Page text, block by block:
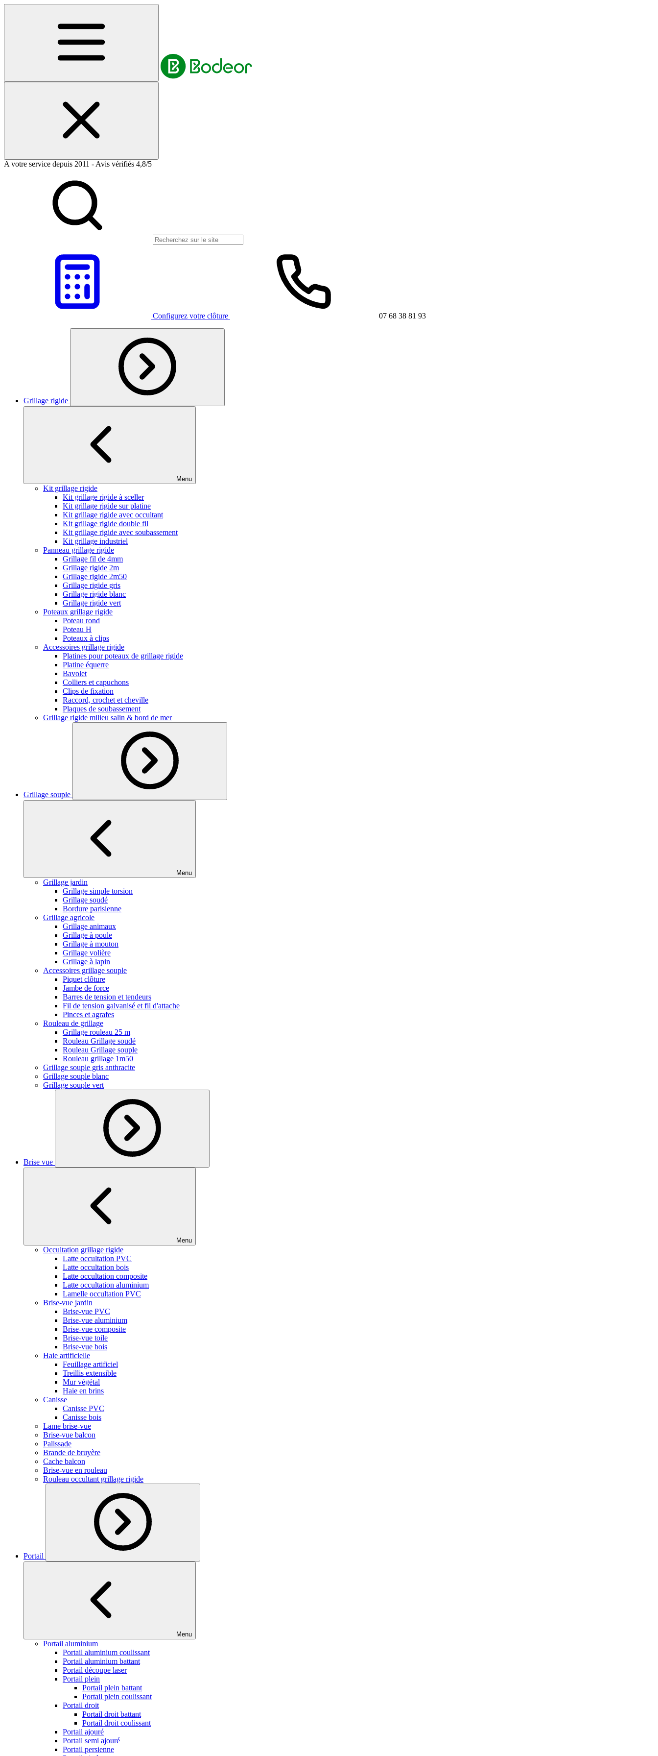
A votre service depuis 2011 - Avis vérifiés 4,8/5
Configurez votre clôture 07 68 38 81 93
Grillage rigide
Menu
Kit grillage rigide
Kit grillage rigide à sceller
Kit grillage rigide sur platine
Kit grillage rigide avec occultant
Kit grillage rigide double fil
Kit grillage rigide avec soubassement
Kit grillage industriel
Panneau grillage rigide
Grillage fil de 4mm
Grillage rigide 2m
Grillage rigide 2m50
Grillage rigide gris
Grillage rigide blanc
Grillage rigide vert
Poteaux grillage rigide
Poteau rond
Poteau H
Poteaux à clips
Accessoires grillage rigide
Platines pour poteaux de grillage rigide
Platine équerre
Bavolet
Colliers et capuchons
Clips de fixation
Raccord, crochet et cheville
Plaques de soubassement
Grillage rigide milieu salin & bord de mer
Grillage souple
Menu
Grillage jardin
Grillage simple torsion
Grillage soudé
Bordure parisienne
Grillage agricole
Grillage animaux
Grillage à poule
Grillage à mouton
Grillage volière
Grillage à lapin
Accessoires grillage souple
Piquet clôture
Jambe de force
Barres de tension et tendeurs
Fil de tension galvanisé et fil d'attache
Pinces et agrafes
Rouleau de grillage
Grillage rouleau 25 m
Rouleau Grillage soudé
Rouleau Grillage souple
Rouleau grillage 1m50
Grillage souple gris anthracite
Grillage souple blanc
Grillage souple vert
Brise vue
Menu
Occultation grillage rigide
Latte occultation PVC
Latte occultation bois
Latte occultation composite
Latte occultation aluminium
Lamelle occultation PVC
Brise-vue jardin
Brise-vue PVC
Brise-vue aluminium
Brise-vue composite
Brise-vue toile
Brise-vue bois
Haie artificielle
Feuillage artificiel
Treillis extensible
Mur végétal
Haie en brins
Canisse
Canisse PVC
Canisse bois
Lame brise-vue
Brise-vue balcon
Palissade
Brande de bruyère
Cache balcon
Brise-vue en rouleau
Rouleau occultant grillage rigide
Portail
Menu
Portail aluminium
Portail aluminium coulissant
Portail aluminium battant
Portail découpe laser
Portail plein
Portail plein battant
Portail plein coulissant
Portail droit
Portail droit battant
Portail droit coulissant
Portail ajouré
Portail semi ajouré
Portail persienne